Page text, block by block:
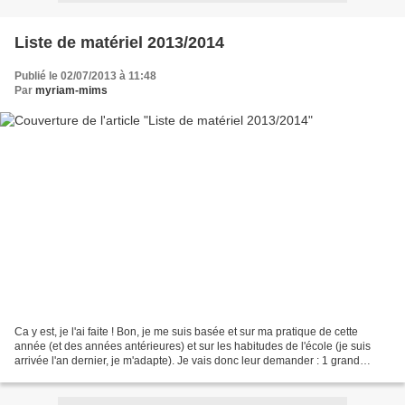
Liste de matériel 2013/2014
Publié le 02/07/2013 à 11:48
Par myriam-mims
Ca y est, je l'ai faite ! Bon, je me suis basée et sur ma pratique de cette
année (et des années antérieures) et sur les habitudes de l'école (je suis
arrivée l'an dernier, je m'adapte). Je vais donc leur demander : 1 grand